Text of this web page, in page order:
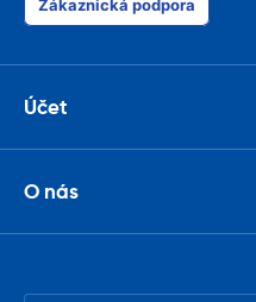
Zákaznická podpora
Účet
O nás